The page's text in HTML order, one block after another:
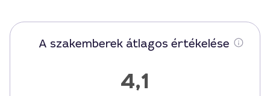
A szakemberek átlagos értékelése
4,1